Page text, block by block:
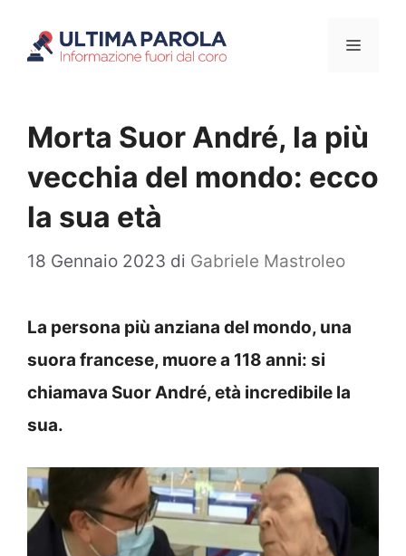
Menu
Morta Suor André, la più
vecchia del mondo: ecco
la sua età
18 Gennaio 2023 di Gabriele Mastroleo
La persona più anziana del mondo, una
suora francese, muore a 118 anni: si
chiamava Suor André, età incredibile la
sua.